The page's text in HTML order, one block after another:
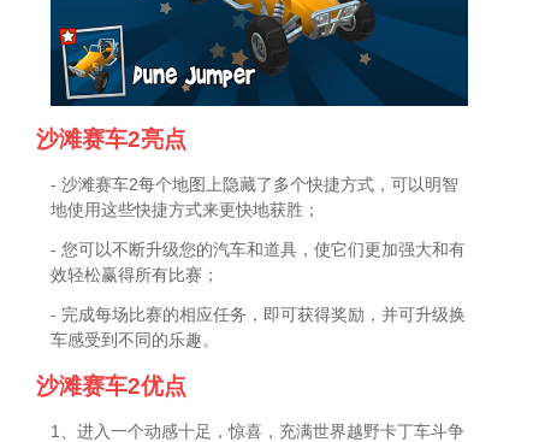
沙滩赛车2亮点
- 沙滩赛车2每个地图上隐藏了多个快捷方式，可以明智
地使用这些快捷方式来更快地获胜；
- 您可以不断升级您的汽车和道具，使它们更加强大和有
效轻松赢得所有比赛；
- 完成每场比赛的相应任务，即可获得奖励，并可升级换
车感受到不同的乐趣。
沙滩赛车2优点
1、进入一个动感十足，惊喜，充满世界越野卡丁车斗争